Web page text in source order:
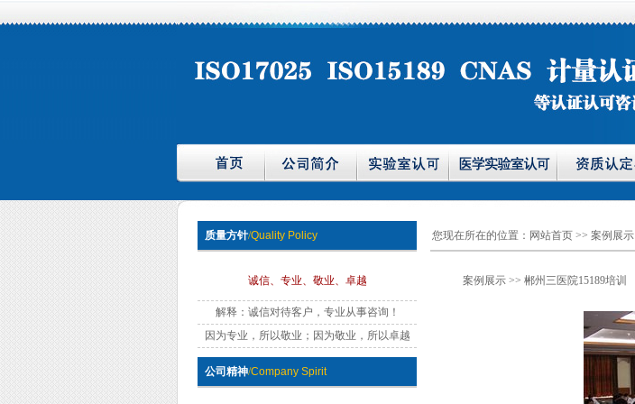
质量方针/Quality Policy
诚信、专业、敬业、卓越
解释：诚信对待客户，专业从事咨询！
因为专业，所以敬业；因为敬业，所以卓越
公司精神/Company Spirit
您现在所在的位置： 网站首页 >> 案例展示
案例展示>> 郴州三医院15189培训